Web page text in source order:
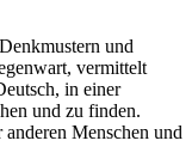
und
vermittelt
in einer
und zu finden.
Menschen und